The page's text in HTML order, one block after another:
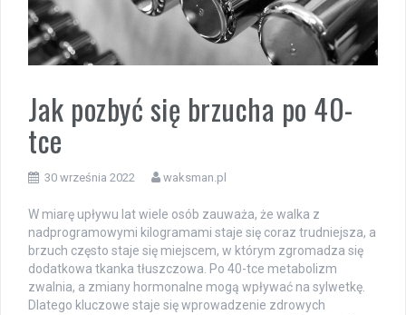
Jak pozbyć się brzucha po 40-
tce
30 września 2022 waksman.pl
W miarę upływu lat wiele osób zauważa, że walka z
nadprogramowymi kilogramami staje się coraz trudniejsza, a
brzuch często staje się miejscem, w którym zgromadza się
dodatkowa tkanka tłuszczowa. Po 40-tce metabolizm
zwalnia, a zmiany hormonalne mogą wpływać na sylwetkę.
Dlatego kluczowe staje się wprowadzenie zdrowych